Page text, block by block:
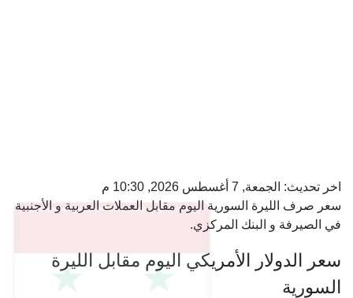
اخر تحديث: الجمعة, 7 أغسطس 2026, 10:30 م
سعر صرف الليرة السورية اليوم مقابل العملات العربية و الأجنبية
في الصيرفة و البنك المركزي.
سعر الدولار الأمريكي اليوم مقابل الليرة
السورية